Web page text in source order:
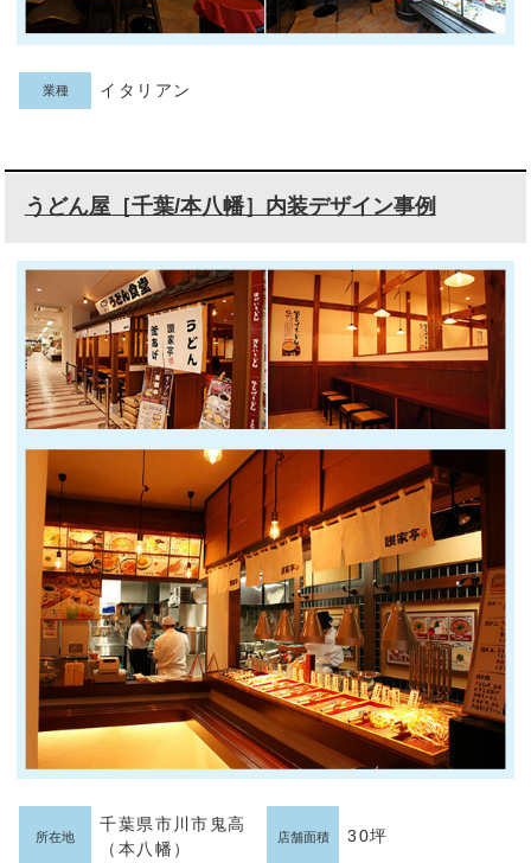
業種 イタリアン
うどん屋［千葉/本八幡］内装デザイン事例
所在地
千葉県市川市鬼高
（本八幡）
店舗面積 30坪